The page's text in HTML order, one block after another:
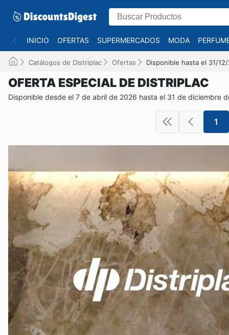
INICIO OFERTAS SUPERMERCADOS MODA
Catálogos de Distriplac Ofertas Disponible hasta el 31/
OFERTA ESPECIAL DE DISTRIPLAC
Disponible desde el 7 de abril de 2026 hasta el 31 de diciembre
1